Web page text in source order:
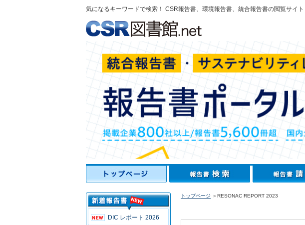
気になるキーワードで検索！ CSR報告書、環境報告書、統合報告書の閲覧サイト
DIC レポート 2026
トップページ ＞RESONAC REPORT 2023